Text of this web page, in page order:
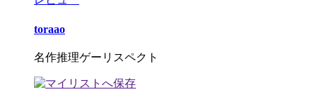
toraao
名作推理ゲーリスペクト